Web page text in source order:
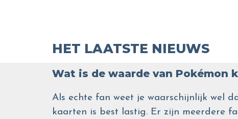
HET LAATSTE NIEUWS
Wat is de waarde van Pokémon
Als echte fan weet je waarschijnlijk wel
kaarten is best lastig. Er zijn meerdere